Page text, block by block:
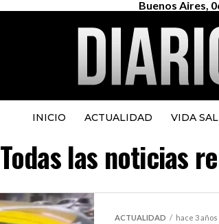
Buenos Aires,
INICIO ACTUALIDAD VIDA
Todas las noticias
ACTUALIDAD hace 3 años